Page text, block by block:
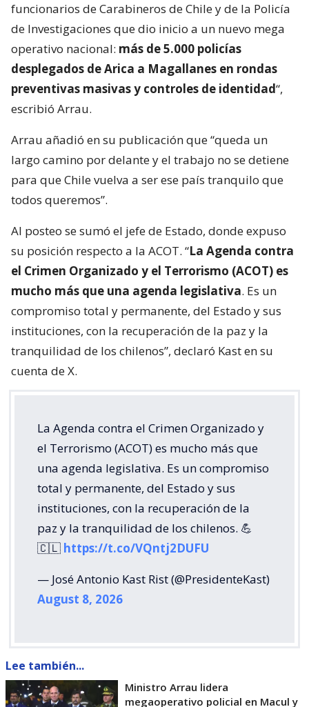
funcionarios de Carabineros de Chile y de la Policía
de Investigaciones que dio inicio a un nuevo mega
operativo nacional: más de 5.000 policías
desplegados de Arica a Magallanes en rondas
preventivas masivas y controles de identidad“,
escribió Arrau.
Arrau añadió en su publicación que “queda un
largo camino por delante y el trabajo no se detiene
para que Chile vuelva a ser ese país tranquilo que
todos queremos”.
Al posteo se sumó el jefe de Estado, donde expuso
su posición respecto a la ACOT. “La Agenda contra
el Crimen Organizado y el Terrorismo (ACOT) es
mucho más que una agenda legislativa. Es un
compromiso total y permanente, del Estado y sus
instituciones, con la recuperación de la paz y la
tranquilidad de los chilenos”, declaró Kast en su
cuenta de X.
La Agenda contra el Crimen Organizado y
el Terrorismo (ACOT) es mucho más que
una agenda legislativa. Es un compromiso
total y permanente, del Estado y sus
instituciones, con la recuperación de la
paz y la tranquilidad de los chilenos. 💪
🇨🇱 https://t.co/VQntj2DUFU
— José Antonio Kast Rist (@PresidenteKast)
August 8, 2026
Lee también...
Ministro Arrau lidera
megaoperativo policial en Macul y